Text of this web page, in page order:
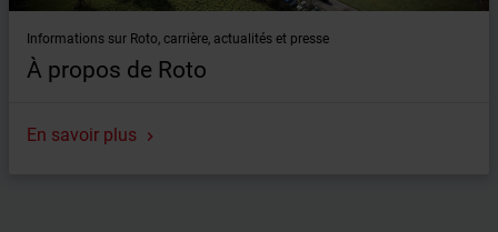
Informations sur Roto, carrière, actualités et presse
À propos de Roto
En savoir plus